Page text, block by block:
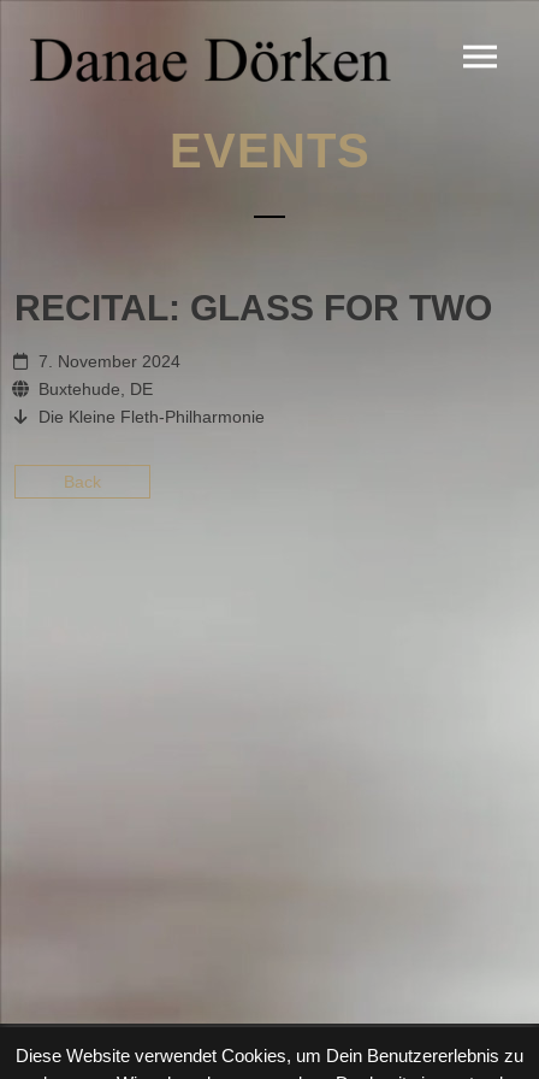
EVENTS
RECITAL: GLASS FOR TWO
7. November 2024
Buxtehude, DE
Die Kleine Fleth-Philharmonie
Back
Diese Website verwendet Cookies, um Dein Benutzererlebnis zu